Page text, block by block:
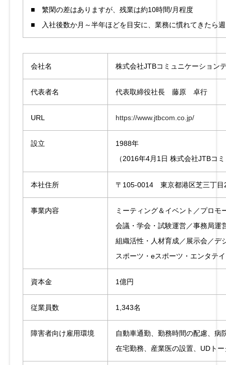
■ 繁閑の差はありますが、残業は約10時間/月程度
■ 入社後数か月～半年ほどを目安に、業務に慣れてきたら
会社名 株式会社JTBコミュニケーション
代表者名 代表取締役社長 藤原 卓行
URL https://www.jtbcom.co.jp/
設立
1988年
（2016年4月1日 株式会社JTBコ
本社住所 〒105-0014 東京都港区芝三丁
事業内容
ミーティング＆イベント／プロ
会議・学会・試験運営／事務局運
組織活性・人材育成／展示会／デ
スポーツ・eスポーツ・エンタテ
資本金 1億円
従業員数 1,343名
障害者向け雇用環境
自動車通勤、勤務時間の配慮、病
在宅勤務、産業医の設置、UDト